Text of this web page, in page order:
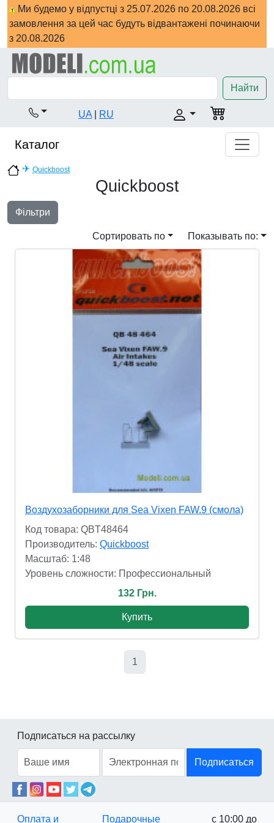
Ми будемо у відпустці з 25.07.2026 по 20.08.2026 всі
замовлення за цей час будуть відвантажені починаючи
з 20.08.2026
Найти
UA RU
Каталог
✈ Quickboost
Quickboost
Фільтри
Сортировать по Показывать по:
Воздухозаборники для Sea Vixen FAW.9 (смола)
Код товара: QBT48464
Производитель: Quickboost
Масштаб: 1:48
Уровень сложности: Профессиональный
132 Грн.
Купить
1
Подписаться на рассылку
Подписаться
Оплата и Подарочные с 10:00 до